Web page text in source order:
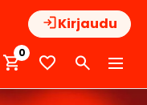
Kirjaudu
0